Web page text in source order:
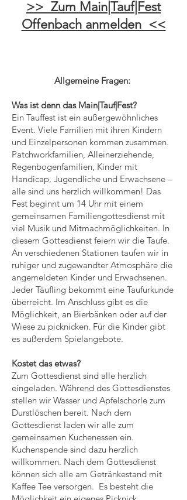
>> Zum Main|Tauf|Fest
Offenbach anmelden <<
Allgemeine Fragen:
Was ist denn das Main|Tauf|Fest?
Ein Tauffest ist ein außergewöhnliches
Event. Viele Familien mit ihren Kindern
und Einzelpersonen kommen zusammen.
Patchworkfamilien, Alleinerziehende,
Regenbogenfamilien, Kinder mit
Handicap, Jugendliche und Erwachsene –
alle sind uns herzlich willkommen! Das
Fest beginnt um 14 Uhr mit einem
gemeinsamen Familiengottesdienst mit
viel Musik und Mitmachmöglichkeiten. In
diesem Gottesdienst feiern wir die Taufe.
An verschiedenen Stationen taufen wir in
ruhiger und zugewandter Atmosphäre die
angemeldeten Kinder und Erwachsenen.
Jeder Täufling bekommt eine Taufurkunde
überreicht. Im Anschluss gibt es die
Möglichkeit, an Bierbänken oder auf der
Wiese zu picknicken. Für die Kinder gibt
es außerdem Spielangebote.
Kostet das etwas?
Zum Gottesdienst sind alle herzlich
eingeladen. Während des Gottesdienstes
stellen wir Wasser und Apfelschorle zum
Durstlöschen bereit. Nach dem
Gottesdienst laden wir alle zum
gemeinsamen Kuchenessen ein.
Kuchenspende sind dazu herzlich
willkommen. Nach dem Gottesdienst
können sich alle am Getränkestand mit
Kaffee Tee versorgen. Es besteht die